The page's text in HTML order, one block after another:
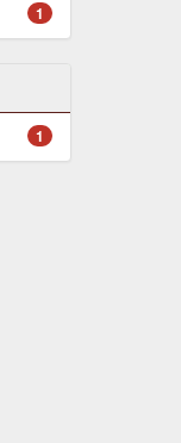
1
1